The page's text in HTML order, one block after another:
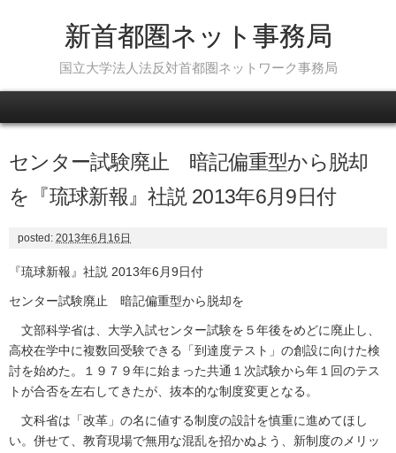
新首都圏ネット事務局
国立大学法人法反対首都圏ネットワーク事務局
センター試験廃止 暗記偏重型から脱却
を『琉球新報』社説 2013年6月9日付
posted: 2013年6月16日
『琉球新報』社説 2013年6月9日付
センター試験廃止 暗記偏重型から脱却を
文部科学省は、大学入試センター試験を５年後をめどに廃止し、
高校在学中に複数回受験できる「到達度テスト」の創設に向けた検
討を始めた。１９７９年に始まった共通１次試験から年１回のテス
トが合否を左右してきたが、抜本的な制度変更となる。
文科省は「改革」の名に値する制度の設計を慎重に進めてほし
い。併せて、教育現場で無用な混乱を招かぬよう、新制度のメリッ